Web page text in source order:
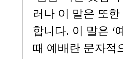
러나 이 말은 또
합니다. 이 말은 ‘
때 예배란 문자적